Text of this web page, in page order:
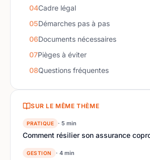
04Cadre légal
05Démarches pas à pas
06Documents nécessaires
07Pièges à éviter
08Questions fréquentes
SUR LE MÊME THÈME
PRATIQUE · 5 min
Comment résilier son assurance
GESTION · 4 min